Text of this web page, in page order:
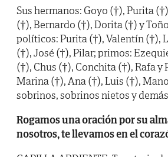
Sus hermanos: Goyo (†), Purita
(†), Bernardo (†), Dorita (†) y
políticos: Purita (†), Valentín (†),
(†), José (†), Pilar; primos:
(†), Chus (†), Conchita (†), Rafa
Marina (†), Ana (†), Luis (†),
sobrinos, sobrinos nietos y
Rogamos una oración por su
nosotros, te llevamos en el